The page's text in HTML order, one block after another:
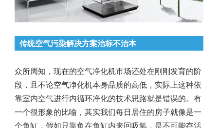
传统空气污染解决方案治标不治本
众所周知，现在的空气净化机市场还处在刚刚发育的阶
段，且不论空气净化机本身品质的高低，实际上这种依
靠室内空气进行内循环净化的技术思路就是错误的。有
一个很形象的比喻，其实我们每日居住的房子就像是一
个鱼缸，假如只靠鱼在鱼缸内来回吸氧，是不可能存活